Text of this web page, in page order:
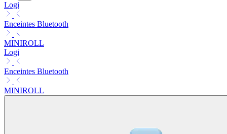
Logi
Enceintes Bluetooth
MINIROLL
Logi
Enceintes Bluetooth
MINIROLL